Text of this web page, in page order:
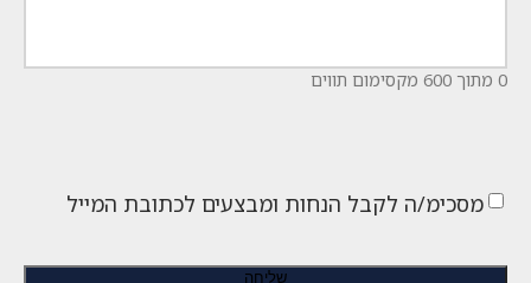
0 מתוך 600 מקסימום תווים
מסכימ/ה לקבל הנחות ומבצעים לכתובת המייל